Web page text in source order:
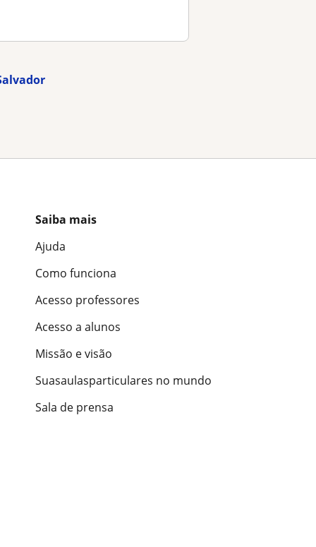
Saiba mais
Ajuda
Como funciona
Acesso professores
Acesso a alunos
Missão e visão
Suasaulasparticulares no mundo
Sala de prensa